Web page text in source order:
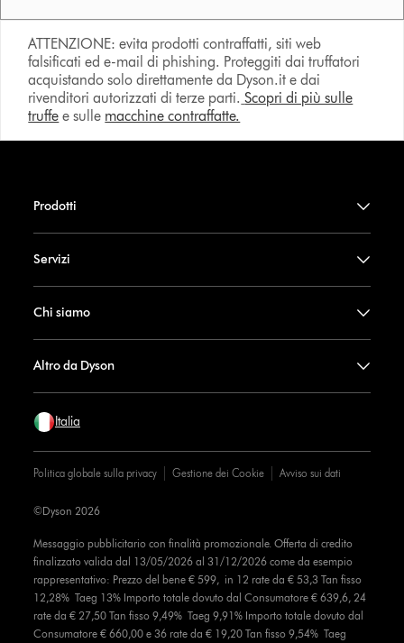
ATTENZIONE: evita prodotti contraffatti, siti web
falsificati ed e-mail di phishing. Proteggiti dai truffatori
acquistando solo direttamente da Dyson.it e dai
rivenditori autorizzati di terze parti. Scopri di più sulle
truffe e sulle macchine contraffatte.
Prodotti
Servizi
Chi siamo
Altro da Dyson
Italia
Politica globale sulla privacy Gestione dei Cookie Avviso sui dati
Messaggio pubblicitario con finalità promozionale. Offerta di credito
finalizzato valida dal 13/05/2026 al 31/12/2026 come da esempio
rappresentativo: Prezzo del bene € 599, in 12 rate da € 53,3 Tan fisso
12,28% Taeg 13% Importo totale dovuto dal Consumatore € 639,6, 24
rate da € 27,50 Tan fisso 9,49% Taeg 9,91% Importo totale dovuto dal
Consumatore € 660,00 e 36 rate da € 19,20 Tan fisso 9,54% Taeg
©Dyson 2026